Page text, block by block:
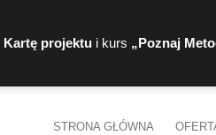
Kartę projektui kurs „Poznaj
STRONA GŁÓWNA